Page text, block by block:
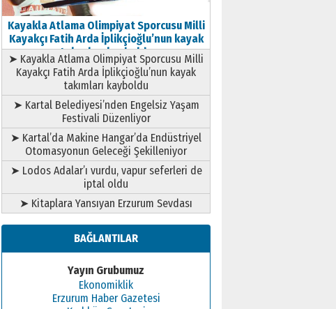
Kayakla Atlama Olimpiyat Sporcusu Milli
Kayakçı Fatih Arda İplikçioğlu’nun kayak
takımları kayboldu
➤ Kayakla Atlama Olimpiyat Sporcusu Milli
Kayakçı Fatih Arda İplikçioğlu’nun kayak
takımları kayboldu
➤ Kartal Belediyesi’nden Engelsiz Yaşam
Festivali Düzenliyor
➤ Kartal’da Makine Hangar’da Endüstriyel
Otomasyonun Geleceği Şekilleniyor
➤ Lodos Adalar’ı vurdu, vapur seferleri de
iptal oldu
➤ Kitaplara Yansıyan Erzurum Sevdası
BAĞLANTILAR
Yayın Grubumuz
Ekonomiklik
Erzurum Haber Gazetesi